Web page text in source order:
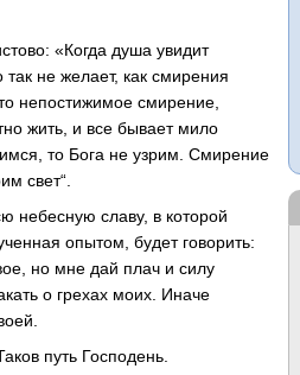
«Когда душа увидит
не желает, как смирения
непостижимое смирение,
жить, и все бывает мило
то Бога не узрим. Смирение
свет“.
небесную славу, в которой
опытом, будет говорить:
но мне дай плач и силу
о грехах моих. Иначе
путь Господень.